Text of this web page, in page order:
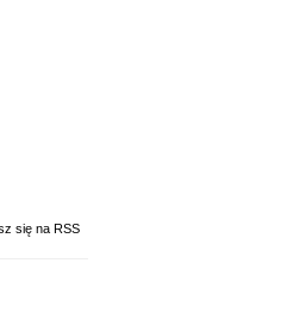
się na RSS